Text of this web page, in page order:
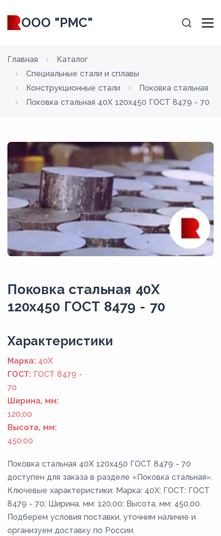
ООО "РМС"
Главная
Каталог
Специальные стали и сплавы
Конструкционные стали
Поковка стальная
Поковка стальная 40Х 120x450 ГОСТ 8479 - 70
Поковка стальная 40Х
120x450 ГОСТ 8479 - 70
Xарактеристики
Марка: 40Х
ГОСТ: ГОСТ 8479 -
70
Ширина, мм:
120,00
Высота, мм:
450,00
Поковка стальная 40Х 120x450 ГОСТ 8479 - 70
доступен для заказа в разделе «Поковка стальная».
Ключевые характеристики: Марка: 40Х; ГОСТ: ГОСТ
8479 - 70; Ширина, мм: 120,00; Высота, мм: 450,00.
Подберем условия поставки, уточним наличие и
организуем доставку по России.